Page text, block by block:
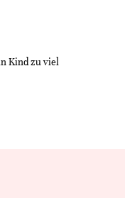
Kind zu viel